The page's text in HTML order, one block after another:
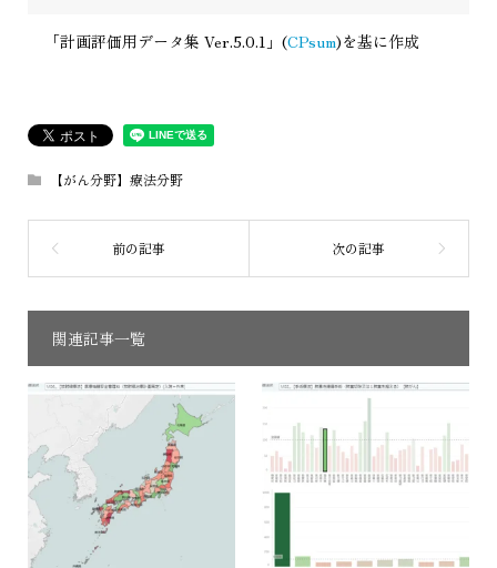
「計画評価用データ集 Ver.5.0.1」(CPsum)を基に作成
【がん分野】療法分野
関連記事一覧